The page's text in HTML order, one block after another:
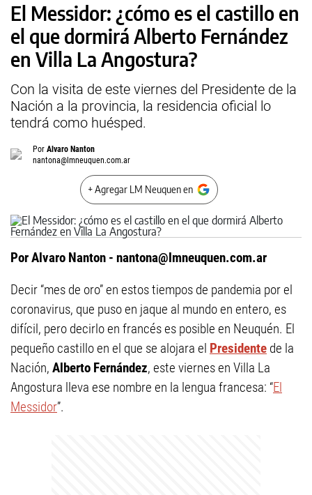
El Messidor: ¿cómo es el castillo en
el que dormirá Alberto Fernández
en Villa La Angostura?
Con la visita de este viernes del Presidente de la
Nación a la provincia, la residencia oficial lo
tendrá como huésped.
Por Alvaro Nanton
nantona@lmneuquen.com.ar
+ Agregar LM Neuquen en
Por Alvaro Nanton - nantona@lmneuquen.com.ar
Decir “mes de oro” en estos tiempos de pandemia por el
coronavirus, que puso en jaque al mundo en entero, es
difícil, pero decirlo en francés es posible en Neuquén. El
pequeño castillo en el que se alojara el Presidente de la
Nación, Alberto Fernández, este viernes en Villa La
Angostura lleva ese nombre en la lengua francesa: “El
Messidor”.